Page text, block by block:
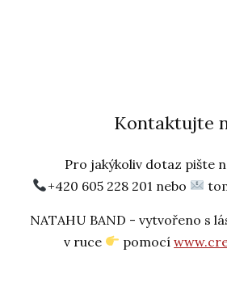
Kontaktujte
Pro jakýkoliv dotaz pište
+420 605 228 201 nebo
NATAHU BAND - vytvořeno s
v ruce
pomocí